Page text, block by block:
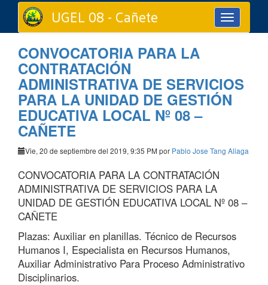
Toggle
navigation
UGEL 08 - Cañete
CONVOCATORIA PARA LA
CONTRATACIÓN
ADMINISTRATIVA DE SERVICIOS
PARA LA UNIDAD DE GESTIÓN
EDUCATIVA LOCAL Nº 08 –
CAÑETE
Vie, 20 de septiembre del 2019, 9:35 PM por Pablo Jose Tang Aliaga
CONVOCATORIA PARA LA CONTRATACIÓN
ADMINISTRATIVA DE SERVICIOS PARA LA
UNIDAD DE GESTIÓN EDUCATIVA LOCAL Nº 08 –
CAÑETE
Plazas: Auxiliar en planillas. Técnico de Recursos
Humanos I, Especialista en Recursos Humanos,
Auxiliar Administrativo Para Proceso Administrativo
Disciplinarios.